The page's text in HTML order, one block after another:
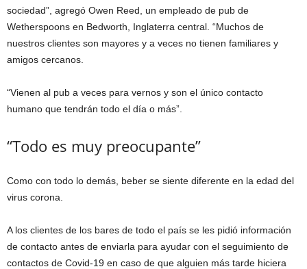
sociedad”, agregó Owen Reed, un empleado de pub de
Wetherspoons en Bedworth, Inglaterra central. “Muchos de
nuestros clientes son mayores y a veces no tienen familiares y
amigos cercanos.
“Vienen al pub a veces para vernos y son el único contacto
humano que tendrán todo el día o más”.
“Todo es muy preocupante”
Como con todo lo demás, beber se siente diferente en la edad del
virus corona.
A los clientes de los bares de todo el país se les pidió información
de contacto antes de enviarla para ayudar con el seguimiento de
contactos de Covid-19 en caso de que alguien más tarde hiciera